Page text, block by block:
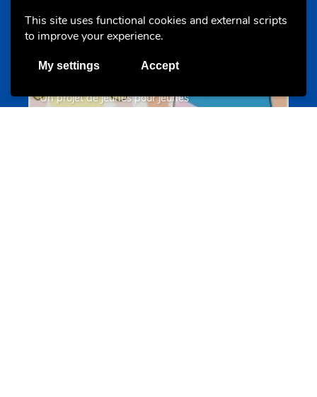
This site uses functional cookies and external scripts
to improve your experience.
My settings Accept
Un projet de jeunes pour jeunes